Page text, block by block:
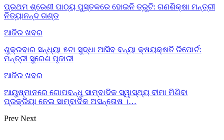
ପ୍ରଥମ ଶ୍ରେଣୀ ପାଠ୍ୟ ପୁସ୍ତକରେ ହୋଇନି ତ୍ରୁଟି: ଗଣଶିକ୍ଷା ମନ୍ତ୍ରୀ
ନିତ୍ୟାନନ୍ଦ ଗଣ୍ଡ
ଆଜିର ଖବର
ଶୁକ୍ରବାର ସନ୍ଧ୍ୟା ୫ଟା ସୁଦ୍ଧା ଆସିବ ବନ୍ୟା କ୍ଷୟକ୍ଷତି ରିପୋର୍ଟ:
ମନ୍ତ୍ରୀ ସୁରେଶ ପୂଜାରୀ
ଆଜିର ଖବର
ଆୟୁଷ୍ମାନରେ ଗୋପବନ୍ଧୁ ସାମ୍ବାଦିକ ସ୍ୱାସ୍ଥ୍ୟ ବୀମା ମିଶିବା
ପ୍ରକ୍ରିୟା ନେଇ ସାମ୍ବାଦିକ ଅସନ୍ତୋଷ ।…
Prev Next